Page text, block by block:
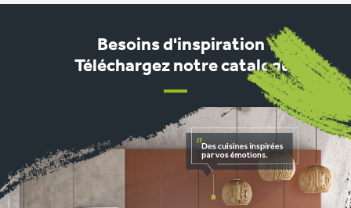
Besoins d'inspiration ?
Téléchargez notre catalogue